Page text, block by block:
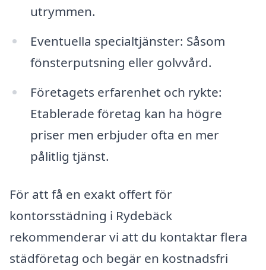
utrymmen.
Eventuella specialtjänster: Såsom
fönsterputsning eller golvvård.
Företagets erfarenhet och rykte:
Etablerade företag kan ha högre
priser men erbjuder ofta en mer
pålitlig tjänst.
För att få en exakt offert för
kontorsstädning i Rydebäck
rekommenderar vi att du kontaktar flera
städföretag och begär en kostnadsfri